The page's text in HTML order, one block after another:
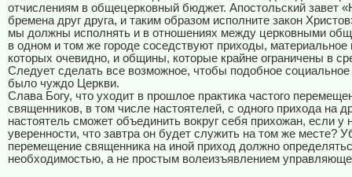
отчислениям в общецерковный бюджет. Апостольский завет
бремена друг друга, и таким образом исполните закон
мы должны исполнять и в отношениях между церковными
в одном и том же городе соседствуют приходы, материальное
которых очевидно, и общины, которые крайне ограничены в
Следует сделать все возможное, чтобы подобное социальное
было чуждо Церкви.
Слава Богу, что уходит в прошлое практика частого
священников, в том числе настоятелей, с одного прихода на
настоятель сможет объединить вокруг себя прихожан, если у
уверенности, что завтра он будет служить на том же месте?
перемещение священника на иной приход должно
необходимостью, а не простым волеизъявлением